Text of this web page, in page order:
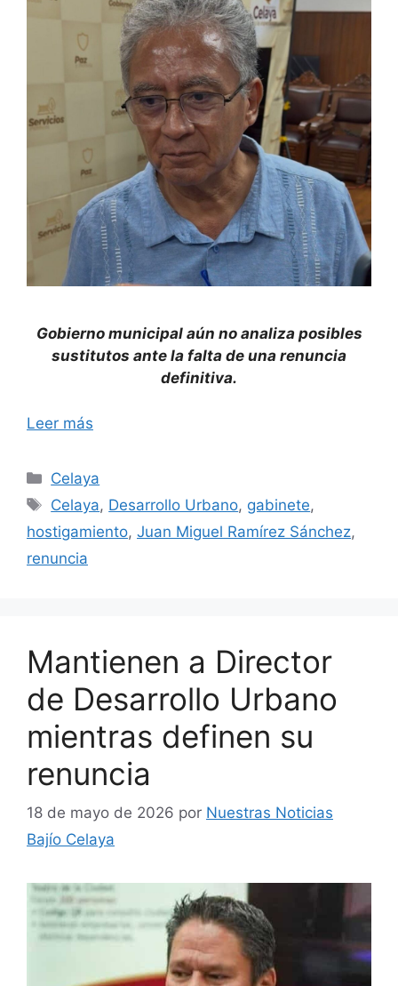
Gobierno municipal aún no analiza posibles
sustitutos ante la falta de una renuncia
definitiva.
Leer más
Categorías
Celaya
Etiquetas
Celaya, Desarrollo Urbano, gabinete,
hostigamiento, Juan Miguel Ramírez Sánchez,
renuncia
Mantienen a Director
de Desarrollo Urbano
mientras definen su
renuncia
18 de mayo de 2026 por Nuestras Noticias
Bajío Celaya